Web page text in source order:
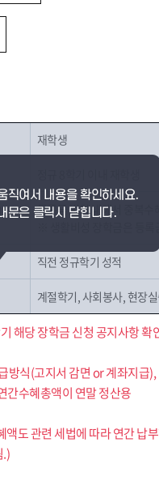
재학생
등록금 범위 내에서 중복수
직전 정규학기 성적
계절학기, 사회봉사, 현장
해당 장학금 신청 공지사항 확
방식(고지서 감면 or 계좌지급),
간수혜총액이 연말 정산용
도 관련 세법에 따라 연간 납
.)